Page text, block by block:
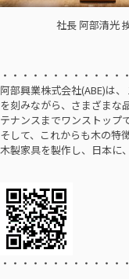
社長 阿
・・・・・・・・・・・
阿部興業株式会社(ABE)は
を刻みながら、さまざまな
テナンスまでワンストップ
そして、これからも木の特
木製家具を製作し、日本に
社長
・・・・・・・・・・・